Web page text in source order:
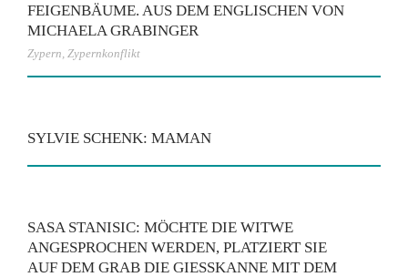
FEIGENBÄUME. AUS DEM ENGLISCHEN VON
MICHAELA GRABINGER
Zypern, Zypernkonflikt
SYLVIE SCHENK: MAMAN
SASA STANISIC: MÖCHTE DIE WITWE
ANGESPROCHEN WERDEN, PLATZIERT SIE
AUF DEM GRAB DIE GIESSKANNE MIT DEM A